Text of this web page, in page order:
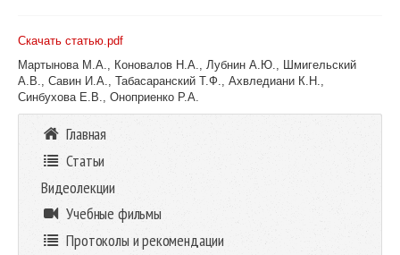
Скачать статью.pdf
Мартынова М.А., Коновалов Н.А., Лубнин А.Ю., Шмигельский
А.В., Савин И.А., Табасаранский Т.Ф., Ахвледиани К.Н.,
Синбухова Е.В., Оноприенко Р.А.
Главная
Статьи
Видеолекции
Учебные фильмы
Протоколы и рекомендации